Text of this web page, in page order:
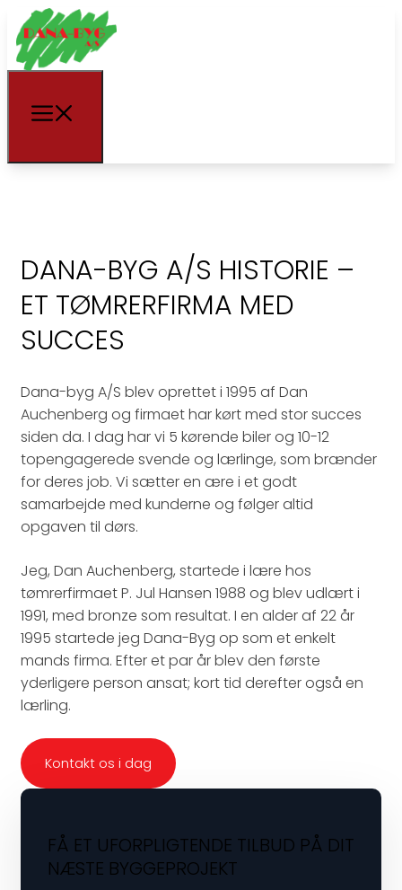
DANA-BYG A/S HISTORIE –
ET TØMRERFIRMA MED
SUCCES
Dana-byg A/S blev oprettet i 1995 af Dan
Auchenberg og firmaet har kørt med stor succes
siden da. I dag har vi 5 kørende biler og 10-12
topengagerede svende og lærlinge, som brænder
for deres job. Vi sætter en ære i et godt
samarbejde med kunderne og følger altid
opgaven til dørs. ​​
Jeg, Dan Auchenberg, startede i lære hos
tømrerfirmaet P. Jul Hansen 1988 og blev udlært i
1991, med bronze som resultat. I en alder af 22 år
1995 startede jeg Dana-Byg op som et enkelt
mands firma. Efter et par år blev den første
yderligere person ansat; kort tid derefter også en
lærling.
Kontakt os i dag
FÅ ET UFORPLIGTENDE TILBUD PÅ DIT
NÆSTE BYGGEPROJEKT